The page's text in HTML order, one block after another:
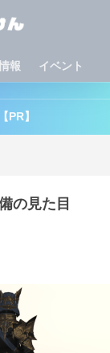
報 イベント
PR】
の見た目